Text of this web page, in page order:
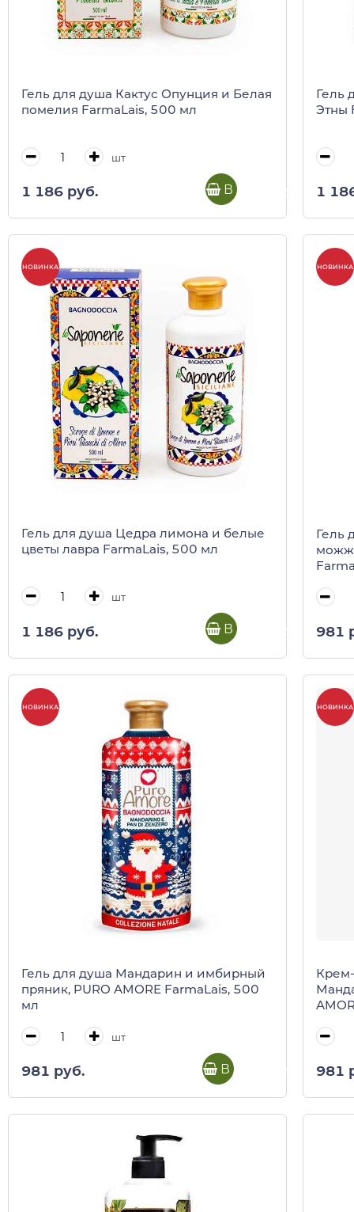
Гель для душа Кактус Опунция и Белая
помелия FarmaLais, 500 мл
шт
1 186 руб. В корзину
Гель
Этны
1
НОВИНКА
Гель для душа Цедра лимона и белые
цветы лавра FarmaLais, 500 мл
шт
1 186 руб. В корзину
НОВИНКА
Гель
981
НОВИНКА
Гель для душа Мандарин и имбирный
пряник, PURO AMORE FarmaLais, 500
мл
шт
981 руб. В корзину
НОВИНКА
981